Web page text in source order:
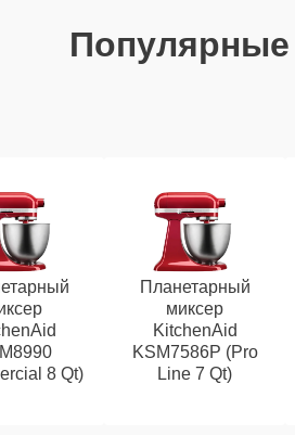
8 Qt)
Планетарный
миксер
KitchenAid
KSM7586P (Pro
Line 7 Qt)